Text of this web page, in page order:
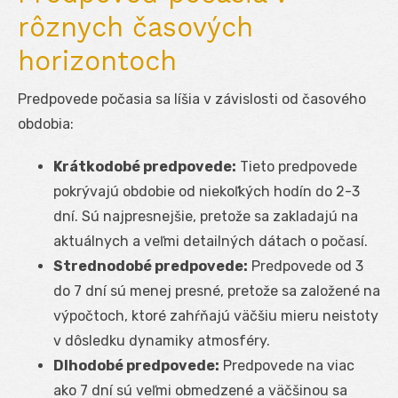
rôznych časových
horizontoch
Predpovede počasia sa líšia v závislosti od časového
obdobia:
Krátkodobé predpovede: Tieto predpovede
pokrývajú obdobie od niekoľkých hodín do 2-3
dní. Sú najpresnejšie, pretože sa zakladajú na
aktuálnych a veľmi detailných dátach o počasí.
Strednodobé predpovede: Predpovede od 3
do 7 dní sú menej presné, pretože sa založené na
výpočtoch, ktoré zahŕňajú väčšiu mieru neistoty
v dôsledku dynamiky atmosféry.
Dlhodobé predpovede: Predpovede na viac
ako 7 dní sú veľmi obmedzené a väčšinou sa